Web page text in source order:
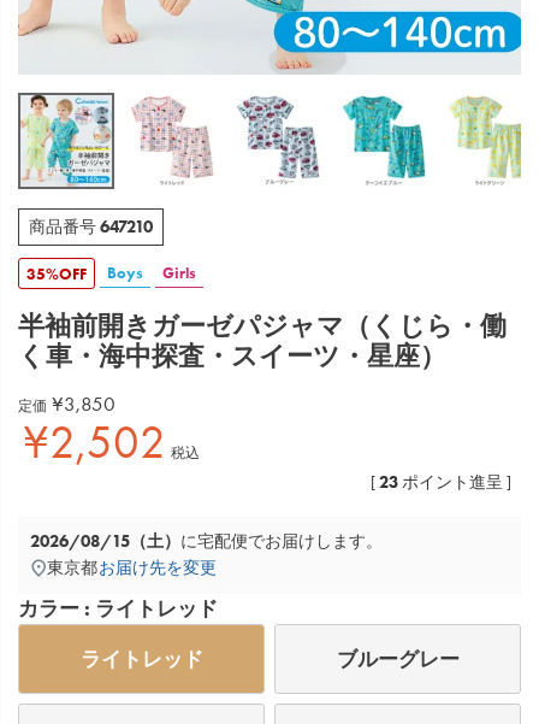
商品番号647210
35%OFF Boys Girls
半袖前開きガーゼパジャマ（くじら・働
く車・海中探査・スイーツ・星座）
定価 ¥3,850
¥2,502 税込
[23ポイント進呈 ]
2026/08/15（土） に宅配便でお届けします。
東京都お届け先を変更
カラー ライトレッド
ライトレッド ブルーグレー